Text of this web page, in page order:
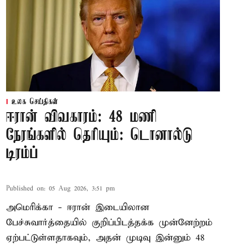
உலக செய்திகள்
ஈரான் விவகாரம்: 48 மணி
நேரங்களில் தெரியும்: டொனால்டு
டிரம்ப்
Published on: 05 Aug 2026, 3:51 pm
அமெரிக்கா - ஈரான் இடையிலான
பேச்சுவார்த்தையில் குறிப்பிடத்தக்க முன்னேற்றம்
ஏற்பட்டுள்ளதாகவும், அதன் முடிவு இன்னும் 48